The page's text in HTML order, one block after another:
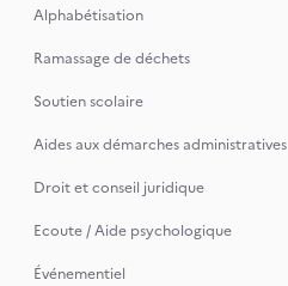
Alphabétisation
Ramassage de déchets
Soutien scolaire
Aides aux démarches administratives
Droit et conseil juridique
Ecoute / Aide psychologique
Événementiel